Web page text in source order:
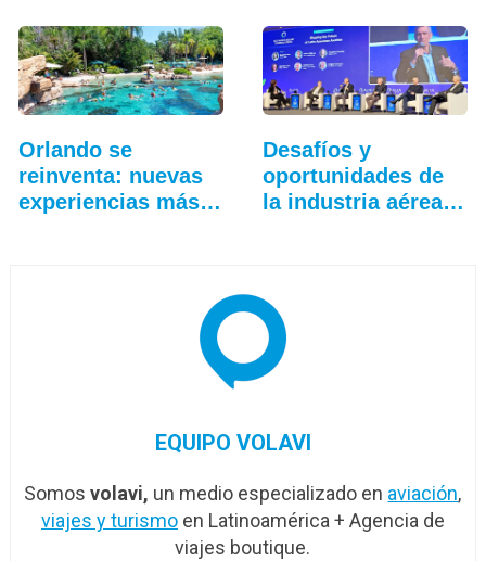
Orlando se
reinventa: nuevas
experiencias más
Desafíos y
oportunidades de
la industria aérea
EQUIPO VOLAVI
Somosvolavi, un medio especializado en aviación,
viajes y turismoen Latinoamérica + Agencia de
viajes boutique.